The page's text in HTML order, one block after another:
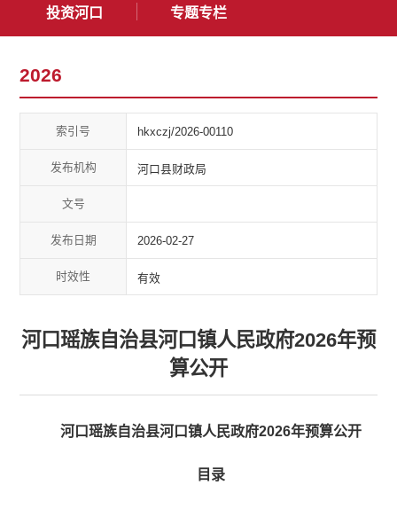
投资河口 专题专栏
2026
索引号 hkxczj/2026-00110
发布机构 河口县财政局
文号
发布日期 2026-02-27
时效性 有效
河口瑶族自治县河口镇人民政府2026年预
算公开
河口瑶族自治县河口镇人民政府2026年预算公开
目录